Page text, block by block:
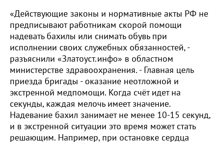
«Действующие законы и нормативные акты РФ не
предписывают работникам скорой помощи
надевать бахилы или снимать обувь при
исполнении своих служебных обязанностей, -
разъяснили «Златоуст.инфо» в областном
министерстве здравоохранения. - Главная цель
приезда бригады - оказание неотложной и
экстренной медпомощи. Когда счёт идет на
секунды, каждая мелочь имеет значение.
Надевание бахил занимает не менее 10-15 секунд,
и в экстренной ситуации это время может стать
решающим. Например, при остановке сердца